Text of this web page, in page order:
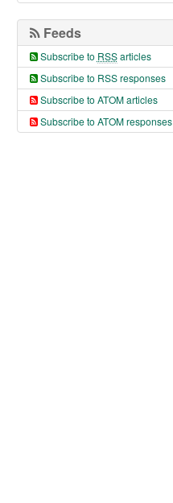
Feeds
Subscribe to RSSarticles
Subscribe to RSS responses
Subscribe to ATOM articles
Subscribe to ATOM responses